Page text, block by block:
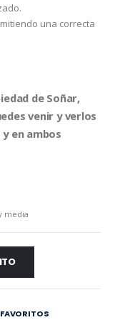
una correcta
de Soñar,
venir y verlos
en ambos
media